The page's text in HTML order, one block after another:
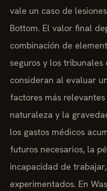
vale un caso de
Bottom. El valor final
combinación de
seguros y los
consideran al evaluar
factores más
naturaleza y la
los gastos médicos
futuros necesarios, la
incapacidad de
experimentados. En